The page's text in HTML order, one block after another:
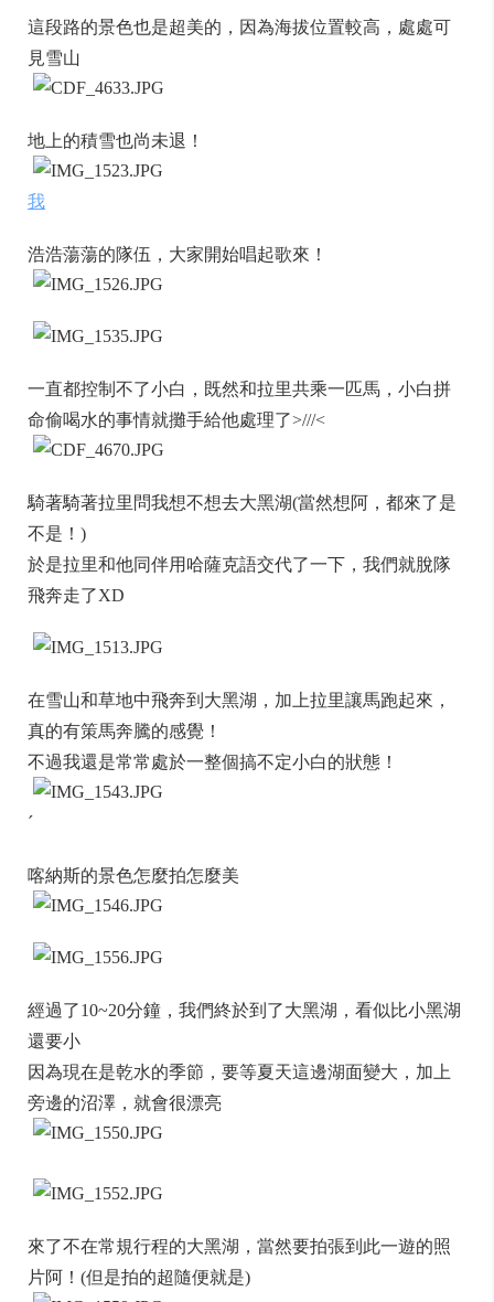
這段路的景色也是超美的，因為海拔位置較高，處處可
見雪山
地上的積雪也尚未退！
我
浩浩蕩蕩的隊伍，大家開始唱起歌來！
一直都控制不了小白，既然和拉里共乘一匹馬，小白拼
命偷喝水的事情就攤手給他處理了>///<
騎著騎著拉里問我想不想去大黑湖(當然想阿，都來了是
不是！)
於是拉里和他同伴用哈薩克語交代了一下，我們就脫隊
飛奔走了XD
在雪山和草地中飛奔到大黑湖，加上拉里讓馬跑起來，
真的有策馬奔騰的感覺！
不過我還是常常處於一整個搞不定小白的狀態！
ˊ
喀納斯的景色怎麼拍怎麼美
經過了10~20分鐘，我們終於到了大黑湖，看似比小黑湖
還要小
因為現在是乾水的季節，要等夏天這邊湖面變大，加上
旁邊的沼澤，就會很漂亮
來了不在常規行程的大黑湖，當然要拍張到此一遊的照
片阿！(但是拍的超隨便就是)